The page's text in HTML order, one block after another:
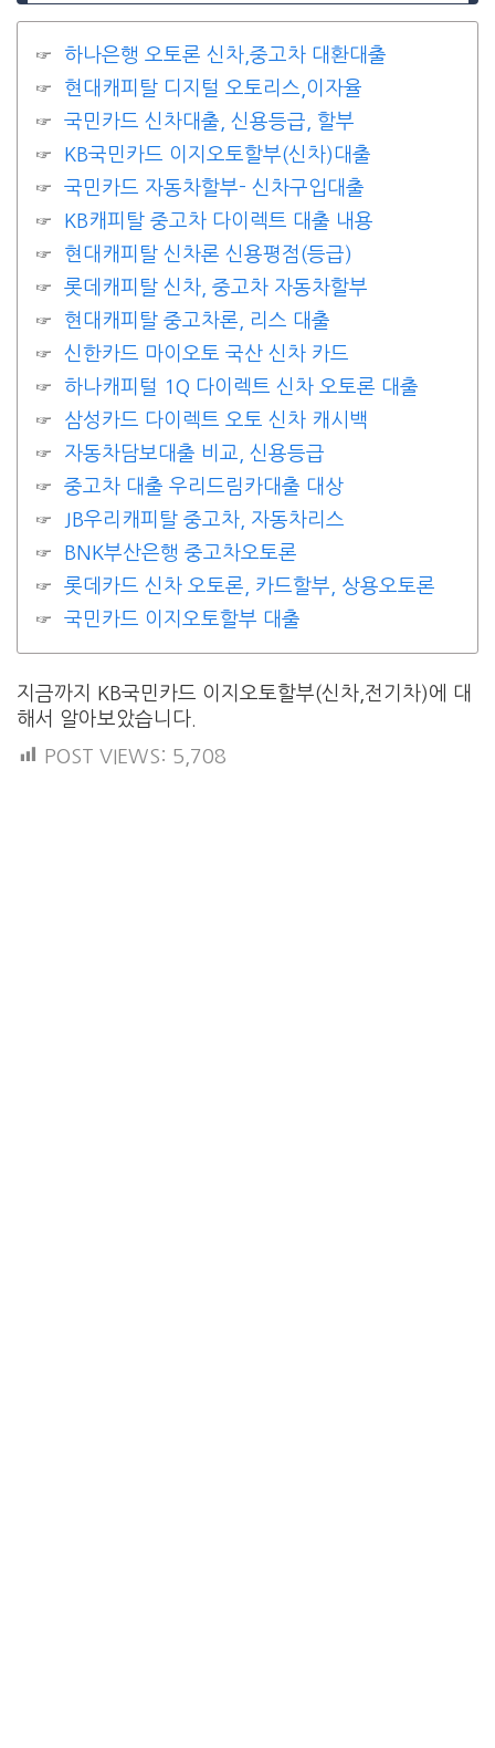
하나은행 오토론 신차,중고차 대환대출
현대캐피탈 디지털 오토리스,이자율
국민카드 신차대출, 신용등급, 할부
KB국민카드 이지오토할부(신차)대출
국민카드 자동차할부- 신차구입대출
KB캐피탈 중고차 다이렉트 대출 내용
현대캐피탈 신차론 신용평점(등급)
롯데캐피탈 신차, 중고차 자동차할부
현대캐피탈 중고차론, 리스 대출
신한카드 마이오토 국산 신차 카드
하나캐피털 1Q 다이렉트 신차 오토론 대출
삼성카드 다이렉트 오토 신차 캐시백
자동차담보대출 비교, 신용등급
중고차 대출 우리드림카대출 대상
JB우리캐피탈 중고차, 자동차리스
BNK부산은행 중고차오토론
롯데카드 신차 오토론, 카드할부, 상용오토론
국민카드 이지오토할부 대출
지금까지 KB국민카드 이지오토할부(신차,전기차)에 대
해서 알아보았습니다.
POST VIEWS: 5,708